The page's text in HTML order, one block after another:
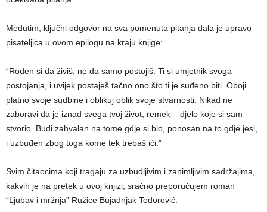
Međutim, ključni odgovor na sva pomenuta pitanja dala je upravo
pisateljica u ovom epilogu na kraju knjige:
“Rođen si da živiš, ne da samo postojiš. Ti si umjetnik svoga
postojanja, i uvijek postaješ tačno ono što ti je suđeno biti. Oboji
platno svoje sudbine i oblikuj oblik svoje stvarnosti. Nikad ne
zaboravi da je iznad svega tvoj život, remek – djelo koje si sam
stvorio. Budi zahvalan na tome gdje si bio, ponosan na to gdje jesi,
i uzbuđen zbog toga kome tek trebaš ići.”
Svim čitaocima koji tragaju za uzbudljivim i zanimljivim sadržajima,
kakvih je na pretek u ovoj knjizi, sračno preporučujem roman
“Ljubav i mržnja” Ružice Bujadnjak Todorović.